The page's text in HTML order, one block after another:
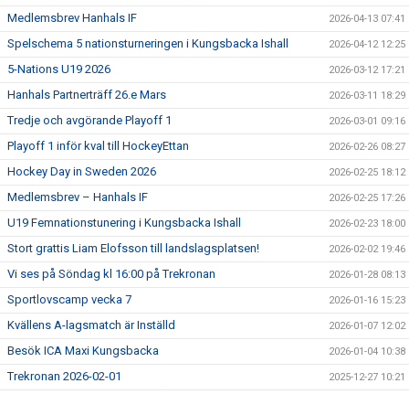
Medlemsbrev Hanhals IF 2026-04-13 07:41
Spelschema 5 nationsturneringen i Kungsbacka Ishall 2026-04-12 12:25
5-Nations U19 2026 2026-03-12 17:21
Hanhals Partnerträff 26.e Mars 2026-03-11 18:29
Tredje och avgörande Playoff 1 2026-03-01 09:16
Playoff 1 inför kval till HockeyEttan 2026-02-26 08:27
Hockey Day in Sweden 2026 2026-02-25 18:12
Medlemsbrev – Hanhals IF 2026-02-25 17:26
U19 Femnationstunering i Kungsbacka Ishall 2026-02-23 18:00
Stort grattis Liam Elofsson till landslagsplatsen! 2026-02-02 19:46
Vi ses på Söndag kl 16:00 på Trekronan 2026-01-28 08:13
Sportlovscamp vecka 7 2026-01-16 15:23
Kvällens A-lagsmatch är Inställd 2026-01-07 12:02
Besök ICA Maxi Kungsbacka 2026-01-04 10:38
Trekronan 2026-02-01 2025-12-27 10:21